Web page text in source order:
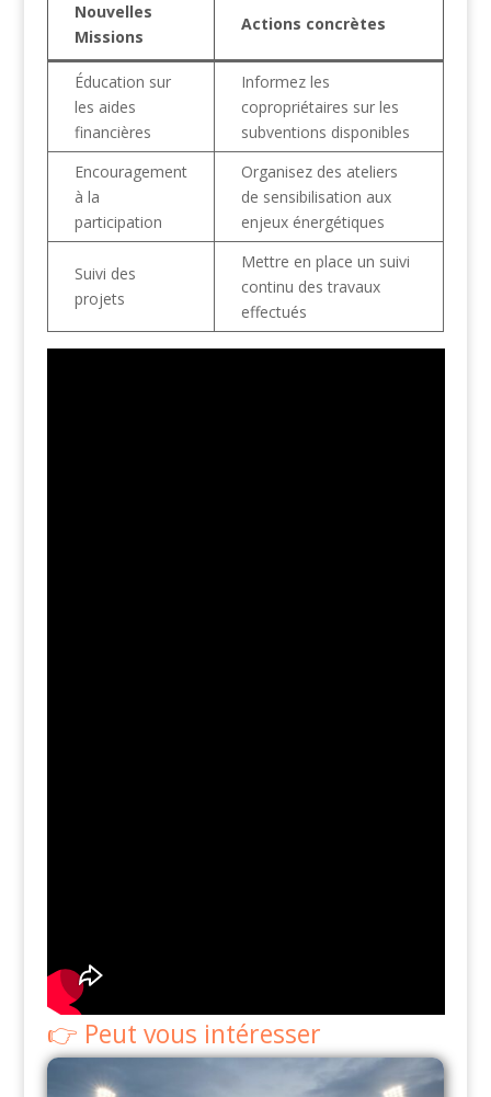
Nouvelles
Missions
Actions concrètes
Éducation sur
les aides
financières
Informez les
copropriétaires sur les
subventions disponibles
Encouragement
à la
participation
Organisez des ateliers
de sensibilisation aux
enjeux énergétiques
Suivi des
projets
Mettre en place un suivi
continu des travaux
effectués
Peut vous intéresser